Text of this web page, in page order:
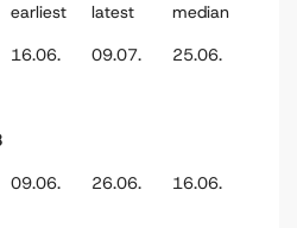
earliest
latest
median
16.06. 09.07. 25.06.
09.06. 26.06. 16.06.